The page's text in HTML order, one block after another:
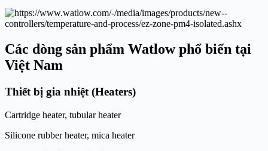
Các dòng sản phẩm Watlow phổ biến tại
Việt Nam
Thiết bị gia nhiệt (Heaters)
Cartridge heater, tubular heater
Silicone rubber heater, mica heater